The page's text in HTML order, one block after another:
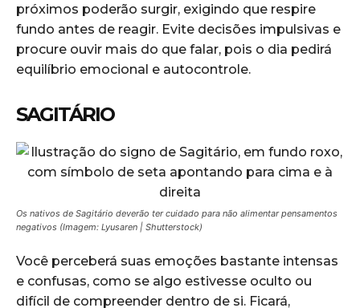
próximos poderão surgir, exigindo que respire
fundo antes de reagir. Evite decisões impulsivas e
procure ouvir mais do que falar, pois o dia pedirá
equilíbrio emocional e autocontrole.
SAGITÁRIO
Os nativos de Sagitário deverão ter cuidado para não alimentar pensamentos
negativos (Imagem: Lyusaren | Shutterstock)
Você perceberá suas emoções bastante intensas
e confusas, como se algo estivesse oculto ou
difícil de compreender dentro de si. Ficará,